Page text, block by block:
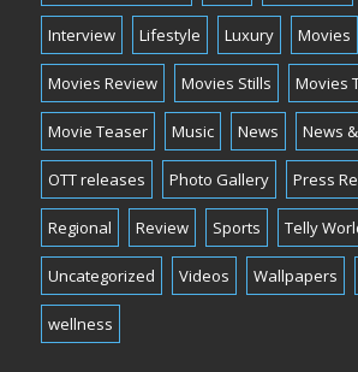
Interview Lifestyle Luxury Movies
Movies Review Movies Stills Movies
Movie Teaser Music News News
OTT releases Photo Gallery Press
Regional Review Sports Telly
Uncategorized Videos Wallpapers
wellness